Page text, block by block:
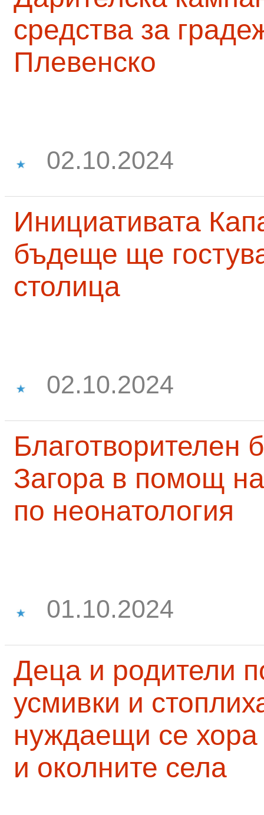
средства за
Плевенско
02.10.2024
Инициативата
бъдеще ще
столица
02.10.2024
Благотворителен
Загора в помощ
по неонатология
01.10.2024
Деца и родители
усмивки и
нуждаещи се
и околните села